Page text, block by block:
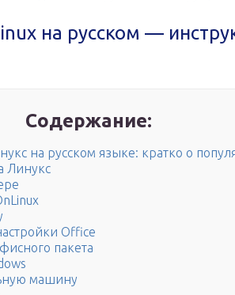
на русском —
Содержание:
на русском языке: кратко о
Линукс
Office
пакета
машину